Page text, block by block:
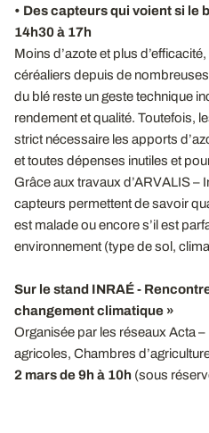
• Des capteurs qui voient si le
14h30 à 17h
Moins d’azote et plus
céréaliers depuis de
du blé reste un geste technique
rendement et qualité. Toutefois,
strict nécessaire les apports
et toutes dépenses inutiles et
Grâce aux travaux d’ARVALIS –
capteurs permettent de savoir
est malade ou encore s’il est
environnement (type de sol,
Sur le stand INRAÉ -
changement climatique »
Organisée par les réseaux Acta
agricoles, Chambres
2 mars de 9h à 10h (sous